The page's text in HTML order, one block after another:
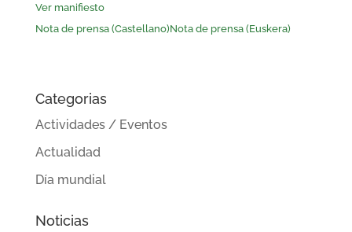
Ver manifiesto
Nota de prensa (Castellano)Nota de prensa (Euskera)
Categorias
Actividades / Eventos
Actualidad
Día mundial
Noticias